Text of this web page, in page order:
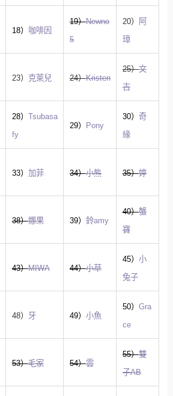
18） 咖啡因
19）Newno
5
20）
阿
璋
23） 克萊兒 24）Kristen
25）文
吉
28） Tsubasa
fy
29） Pony
30） 奇
緣
33） 加菲 34）小熊 35）婷
38）娜果 39） 鈴amy
40）蟹
寶
43）MIWA 44）小草
45） 小
兔子
48） 牙 49） 小魚
50） Gra
ce
53）毛家 54）雲
55）雙
子AB